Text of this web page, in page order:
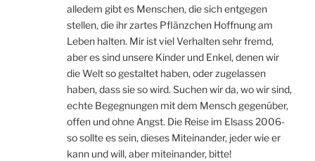
alledem gibt es Menschen, die sich entgegen
stellen, die ihr zartes Pflänzchen Hoffnung am
Leben halten. Mir ist viel Verhalten sehr fremd,
aber es sind unsere Kinder und Enkel, denen wir
die Welt so gestaltet haben, oder zugelassen
haben, dass sie so wird. Suchen wir da, wo wir sind,
echte Begegnungen mit dem Mensch gegenüber,
offen und ohne Angst. Die Reise im Elsass 2006-
so sollte es sein, dieses Miteinander, jeder wie er
kann und will, aber miteinander, bitte!